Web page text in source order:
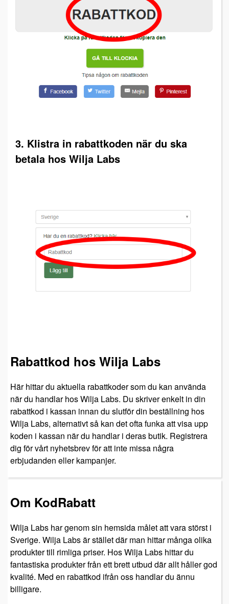
3. Klistra in rabattkoden när du ska
betala hos Wilja Labs
Rabattkod hos Wilja Labs
Här hittar du aktuella rabattkoder som du kan använda
när du handlar hos Wilja Labs. Du skriver enkelt in din
rabattkod i kassan innan du slutför din beställning hos
Wilja Labs, alternativt så kan det ofta funka att visa upp
koden i kassan när du handlar i deras butik. Registrera
dig för vårt nyhetsbrev för att inte missa några
erbjudanden eller kampanjer.
Om KodRabatt
Wilja Labs har genom sin hemsida målet att vara störst i
Sverige. Wilja Labs är stället där man hittar många olika
produkter till rimliga priser. Hos Wilja Labs hittar du
fantastiska produkter från ett brett utbud där allt håller god
kvalité. Med en rabattkod ifrån oss handlar du ännu
billigare.